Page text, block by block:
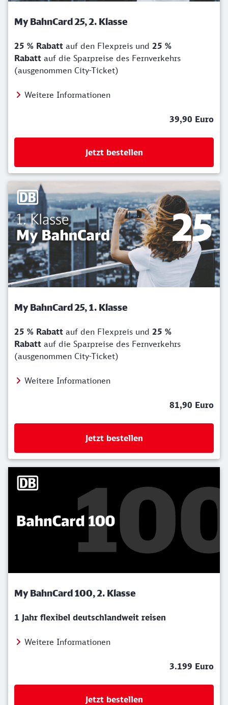
My BahnCard 25, 2. Klasse
25 % Rabatt auf den Flexpreis und 25 %
Rabatt auf die Sparpreise des Fernverkehrs
(ausgenommen City-Ticket)
Weitere Informationen
39,90 Euro
Jetzt bestellen
My BahnCard 25, 1. Klasse
25 % Rabatt auf den Flexpreis und 25 %
Rabatt auf die Sparpreise des Fernverkehrs
(ausgenommen City-Ticket)
Weitere Informationen
81,90 Euro
Jetzt bestellen
My BahnCard 100, 2. Klasse
1 Jahr flexibel deutschlandweit reisen
Weitere Informationen
3.199 Euro
Jetzt bestellen